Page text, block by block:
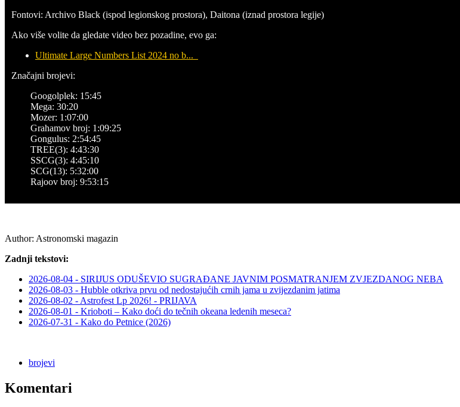
Fontovi: Archivo Black (ispod legionskog prostora), Daitona (iznad prostora legije)
Ako više volite da gledate video bez pozadine, evo ga:
Ultimate Large Numbers List 2024 no b...
Značajni brojevi:
Googolplek: 15:45
Mega: 30:20
Mozer: 1:07:00
Grahamov broj: 1:09:25
Gongulus: 2:54:45
TREE(3): 4:43:30
SSCG(3): 4:45:10
SCG(13): 5:32:00
Rajoov broj: 9:53:15
Author: Astronomski magazin
Zadnji tekstovi:
2026-08-04 - SIRIJUS ODUŠEVIO SUGRAĐANE JAVNIM POSMATRANJEM ZVJEZDANOG NEBA
2026-08-03 - Hubble otkriva prvu od nedostajućih crnih jama u zvijezdanim jatima
2026-08-02 - Astrofest Lp 2026! - PRIJAVA
2026-08-01 - Krioboti – Kako doći do tečnih okeana ledenih meseca?
2026-07-31 - Kako do Petnice (2026)
brojevi
Komentari